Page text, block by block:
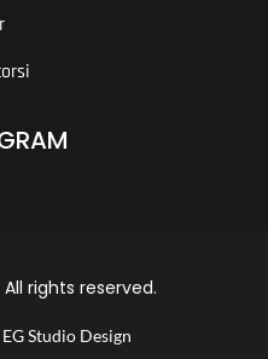
rights reserved.
EG Studio Design